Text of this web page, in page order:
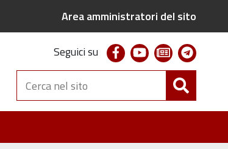
Area amministratori del sito
Seguici su facebookyoutubenewsletter
Cerca
nel
sito